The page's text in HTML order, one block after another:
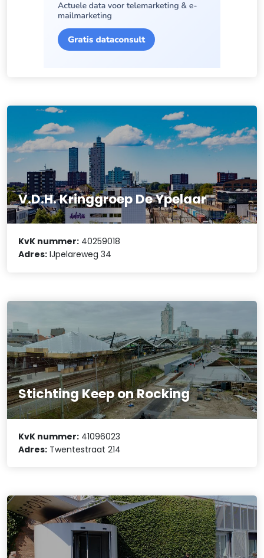
V.D.H. Kringgroep De Ypelaar
KvK nummer: 40259018
Adres: IJpelareweg 34
Stichting Keep on Rocking
KvK nummer: 41096023
Adres: Twentestraat 214